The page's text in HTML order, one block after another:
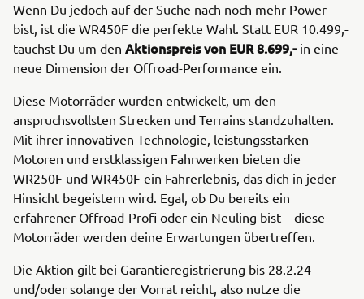
Wenn Du jedoch auf der Suche nach noch mehr Power
bist, ist die WR450F die perfekte Wahl. Statt EUR 10.499,-
tauchst Du um den Aktionspreis von EUR 8.699,-in eine
neue Dimension der Offroad-Performance ein.
Diese Motorräder wurden entwickelt, um den
anspruchsvollsten Strecken und Terrains standzuhalten.
Mit ihrer innovativen Technologie, leistungsstarken
Motoren und erstklassigen Fahrwerken bieten die
WR250F und WR450F ein Fahrerlebnis, das dich in jeder
Hinsicht begeistern wird. Egal, ob Du bereits ein
erfahrener Offroad-Profi oder ein Neuling bist – diese
Motorräder werden deine Erwartungen übertreffen.
Die Aktion gilt bei Garantieregistrierung bis 28.2.24
und/oder solange der Vorrat reicht, also nutze die